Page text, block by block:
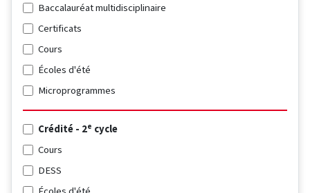
Baccalauréat multidisciplinaire
Certificats
Cours
Écoles d'été
Microprogrammes
Crédité - 2e cycle
Cours
DESS